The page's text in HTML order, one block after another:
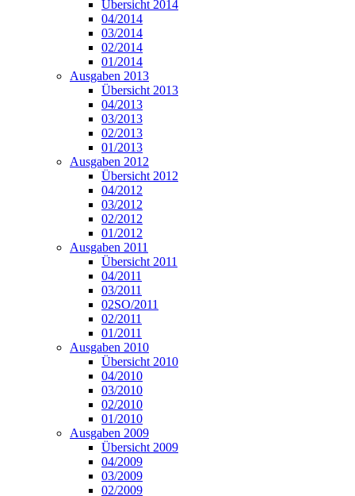
Übersicht 2014
04/2014
03/2014
02/2014
01/2014
Ausgaben 2013
Übersicht 2013
04/2013
03/2013
02/2013
01/2013
Ausgaben 2012
Übersicht 2012
04/2012
03/2012
02/2012
01/2012
Ausgaben 2011
Übersicht 2011
04/2011
03/2011
02SO/2011
02/2011
01/2011
Ausgaben 2010
Übersicht 2010
04/2010
03/2010
02/2010
01/2010
Ausgaben 2009
Übersicht 2009
04/2009
03/2009
02/2009